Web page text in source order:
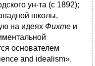
ун-та (с 1892);
школы,
на идеях Фихте и
основателем
and idealism»,